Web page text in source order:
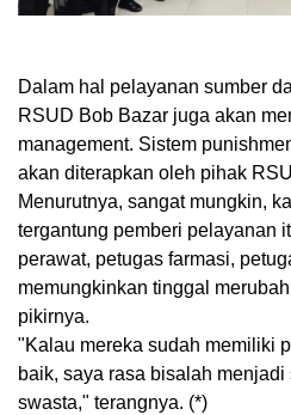
Dalam hal pelayanan sumber
RSUD Bob Bazar juga akan
management. Sistem
akan diterapkan oleh pihak
Menurutnya, sangat mungkin,
tergantung pemberi pelayanan
perawat, petugas farmasi,
memungkinkan tinggal
pikirnya.
"Kalau mereka sudah memiliki
baik, saya rasa bisalah
swasta," terangnya. (*)